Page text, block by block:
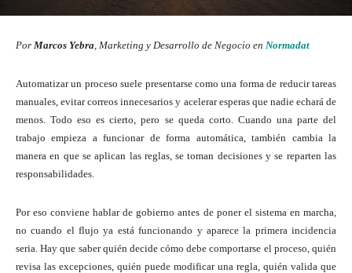
Por Marcos Yebra , Marketing y Desarrollo de Negocio en Normadat
Automatizar un proceso suele presentarse como una forma de reducir tareas
manuales, evitar correos innecesarios y acelerar esperas que nadie echará de
menos. Todo eso es cierto, pero se queda corto. Cuando una parte del
trabajo empieza a funcionar de forma automática, también cambia la
manera en que se aplican las reglas, se toman decisiones y se reparten las
responsabilidades.
Por eso conviene hablar de gobierno antes de poner el sistema en marcha,
no cuando el flujo ya está funcionando y aparece la primera incidencia
seria. Hay que saber quién decide cómo debe comportarse el proceso, quién
revisa las excepciones, quién puede modificar una regla, quién valida que